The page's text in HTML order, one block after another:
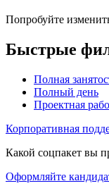
Попробуйте
Быстрые
Полная
Полный день
Проектная
Корпоративная
Какой соцпакет вы
Оформляйте